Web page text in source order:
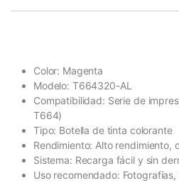
Color: Magenta
Modelo: T664320-AL
Compatibilidad: Serie de
T664)
Tipo: Botella de tinta colorante
Rendimiento: Alto rendimiento,
Sistema: Recarga fácil y sin
Uso recomendado: